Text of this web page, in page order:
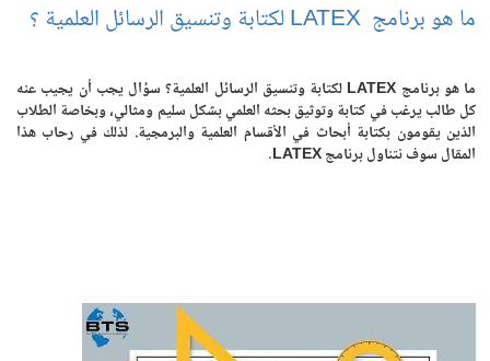
ما هو برنامج LATEX لكتابة وتنسيق الرسائل العلمية ؟
ما هو برنامج LATEX لكتابة وتنسيق الرسائل العلمية؟ سؤال يجب أن يجيب عنه
كل طالب يرغب في كتابة وتوثيق بحثه العلمي بشكل سليم ومثالي، وبخاصة الطلاب
الذين يقومون بكتابة أبحاث في الأقسام العلمية والبرمجية. لذلك في رحاب هذا
المقال سوف نتناول برنامج LATEX.